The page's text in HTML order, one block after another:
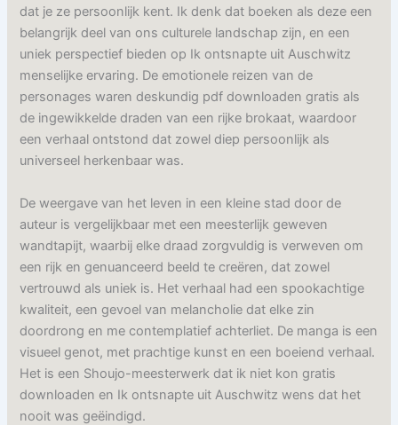
dat je ze persoonlijk kent. Ik denk dat boeken als deze een
belangrijk deel van ons culturele landschap zijn, en een
uniek perspectief bieden op Ik ontsnapte uit Auschwitz
menselijke ervaring. De emotionele reizen van de
personages waren deskundig pdf downloaden gratis als
de ingewikkelde draden van een rijke brokaat, waardoor
een verhaal ontstond dat zowel diep persoonlijk als
universeel herkenbaar was.
De weergave van het leven in een kleine stad door de
auteur is vergelijkbaar met een meesterlijk geweven
wandtapijt, waarbij elke draad zorgvuldig is verweven om
een rijk en genuanceerd beeld te creëren, dat zowel
vertrouwd als uniek is. Het verhaal had een spookachtige
kwaliteit, een gevoel van melancholie dat elke zin
doordrong en me contemplatief achterliet. De manga is een
visueel genot, met prachtige kunst en een boeiend verhaal.
Het is een Shoujo-meesterwerk dat ik niet kon gratis
downloaden en Ik ontsnapte uit Auschwitz wens dat het
nooit was geëindigd.